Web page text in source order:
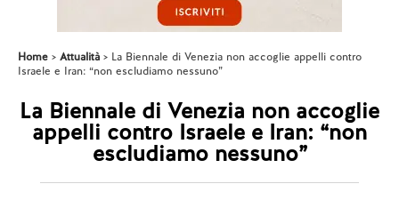
Home Attualità
La Biennale di Venezia non accoglie appelli contro
Israele e Iran: “non escludiamo nessuno”
La Biennale di Venezia non accoglie
appelli contro Israele e Iran: “non
escludiamo nessuno”